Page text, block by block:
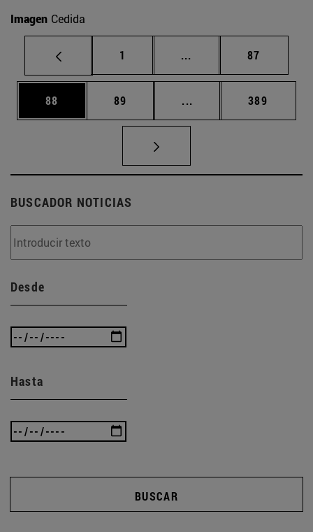
Imagen Cedida
Página
1 ... Páginas intermedias
Página
87
Página
88 Página
89 ... Páginas intermedias
Página
389
BUSCADOR NOTICIAS
Desde
Hasta
BUSCAR